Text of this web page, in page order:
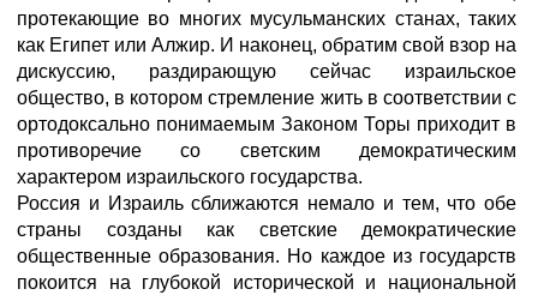
протекающие во многих мусульманских станах, таких
как Египет или Алжир. И наконец, обратим свой взор на
дискуссию, раздирающую сейчас израильское
общество, в котором стремление жить в соответствии с
ортодоксально понимаемым Законом Торы приходит в
противоречие со светским демократическим
характером израильского государства.
Россия и Израиль сближаются немало и тем, что обе
страны созданы как светские демократические
общественные образования. Но каждое из государств
покоится на глубокой исторической и национальной